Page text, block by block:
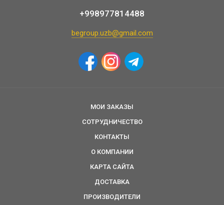
+998977814488
begroup.uzb@gmail.com
МОИ ЗАКАЗЫ
СОТРУДНИЧЕСТВО
КОНТАКТЫ
О КОМПАНИИ
КАРТА САЙТА
ДОСТАВКА
ПРОИЗВОДИТЕЛИ